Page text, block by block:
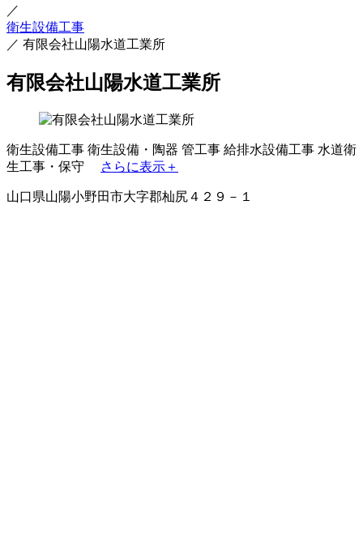
／
衛生設備工事
／ 有限会社山陽水道工業所
有限会社山陽水道工業所
衛生設備工事 衛生設備・陶器 管工事 給排水設備工事 水道衛
生工事・保守
さらに表示＋
山口県山陽小野田市大字郡杣尻４２９－１